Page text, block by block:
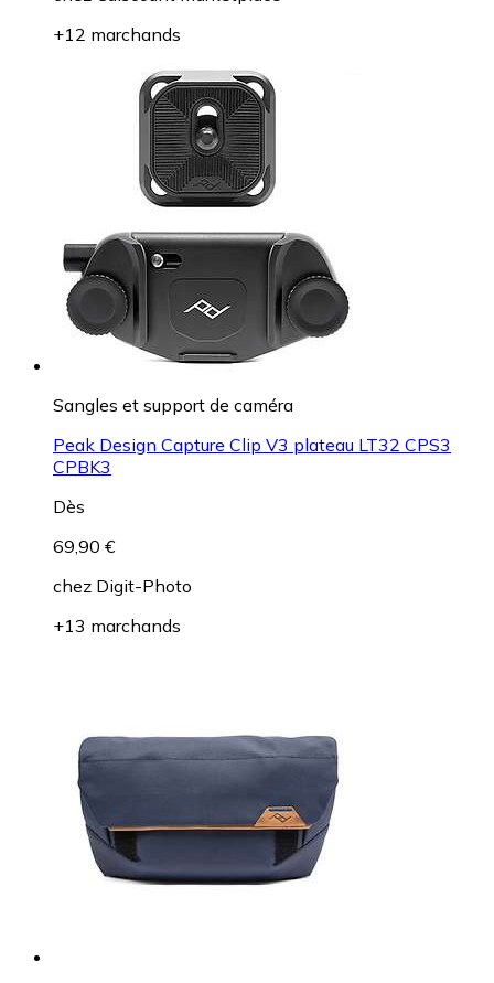
+12 marchands
Sangles et support de caméra
Peak Design Capture Clip V3 plateau LT32 CPS3
CPBK3
Dès
69,90 €
chez Digit-Photo
+13 marchands